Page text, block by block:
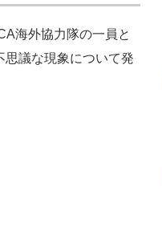
海外協力隊の一員と
思議な現象について発